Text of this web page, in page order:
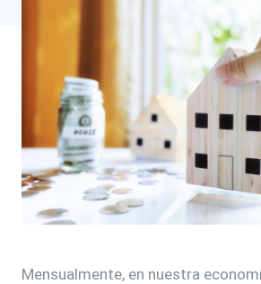
Mensualmente, en nuestra